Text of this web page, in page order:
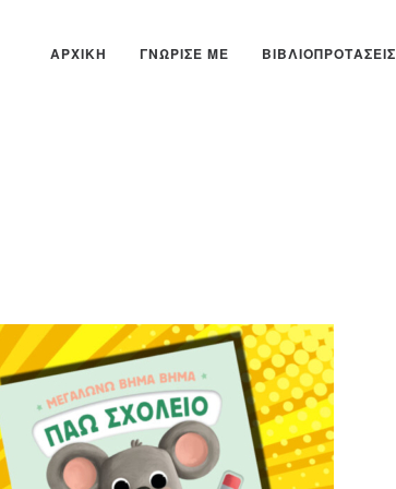
ΑΡΧΙΚΉ ΓΝΏΡΙΣΕ ΜΕ ΒΙΒΛΙΟΠΡΟΤΆΣΕΙΣ